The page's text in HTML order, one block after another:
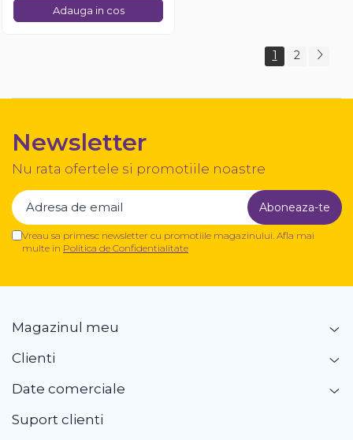
Adauga in cos
1 2
Newsletter
Nu rata ofertele si promotiile noastre
Vreau sa primesc newsletter cu promotiile magazinului. Afla mai
multe in Politica de Confidentialitate
Magazinul meu
Clienti
Date comerciale
Suport clienti